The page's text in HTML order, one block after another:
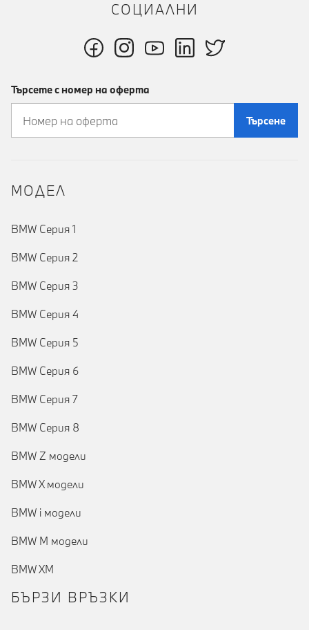
СОЦИАЛНИ
Търсете с номер на оферта
Търсене
MOДЕЛ
BMW Серия 1
BMW Серия 2
BMW Серия 3
BMW Серия 4
BMW Серия 5
BMW Серия 6
BMW Серия 7
BMW Серия 8
BMW Z модели
BMW X модели
BMW i модели
BMW M модели
BMW XM
БЪРЗИ ВРЪЗКИ